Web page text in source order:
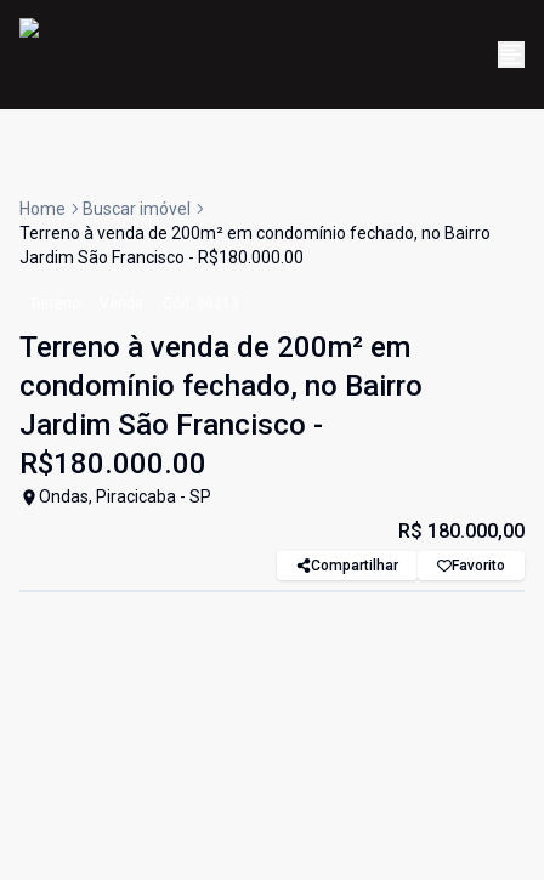
Home
Buscar imóvel
Terreno à venda de 200m² em condomínio fechado, no Bairro
Jardim São Francisco - R$180.000.00
Terreno à venda de 200m² em
condomínio fechado, no Bairro
Jardim São Francisco -
R$180.000.00
Ondas, Piracicaba - SP
R$ 180.000,00
Compartilhar Favorito